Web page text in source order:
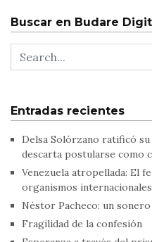
Buscar en Budare
Entradas recientes
Delsa Solórzano ratificó
descarta postularse como
Venezuela atropellada: El
organismos internacionales
Néstor Pacheco: un
Fragilidad de la confesión